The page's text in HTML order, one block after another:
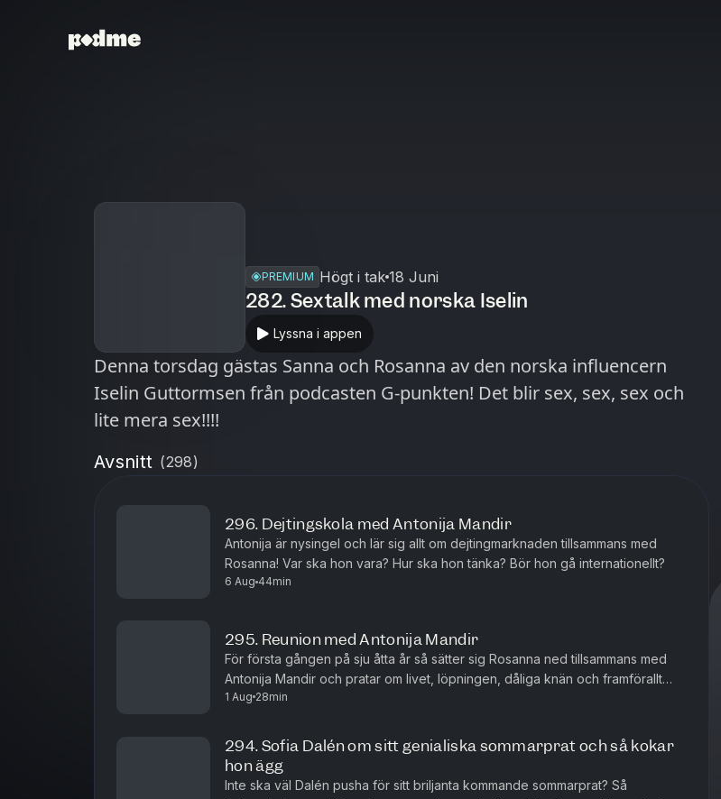
PREMIUM Högt i tak 18 Juni
282. Sextalk med norska Iselin
Lyssna i appen
Denna torsdag gästas Sanna och Rosanna av den norska influencern
Iselin Guttormsen från podcasten G-punkten! Det blir sex, sex, sex och
lite mera sex!!!!
Avsnitt (298)
296. Dejtingskola med Antonija Mandir
Antonija är nysingel och lär sig allt om dejtingmarknaden tillsammans med
Rosanna! Var ska hon vara? Hur ska hon tänka? Bör hon gå internationellt?
6 Aug 44min
295. Reunion med Antonija Mandir
För första gången på sju åtta år så sätter sig Rosanna ned tillsammans med
Antonija Mandir och pratar om livet, löpningen, dåliga knän och framförallt
hennes dejtingliv!
1 Aug 28min
294. Sofia Dalén om sitt genialiska sommarprat och så kokar
hon ägg
Inte ska väl Dalén pusha för sitt briljanta kommande sommarprat? Så